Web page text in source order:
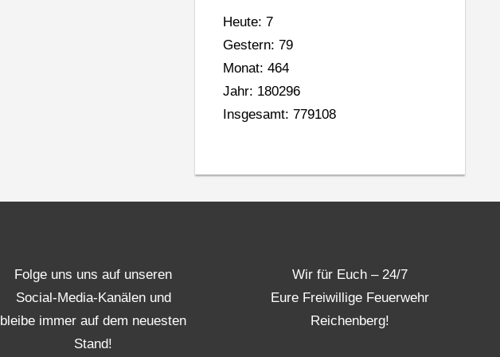
Heute: 7
Gestern: 79
Monat: 464
Jahr: 180296
Insgesamt: 779108
Folge uns uns auf unseren
Social-Media-Kanälen und
bleibe immer auf dem neuesten
Stand!
Wir für Euch – 24/7
Eure Freiwillige Feuerwehr
Reichenberg!